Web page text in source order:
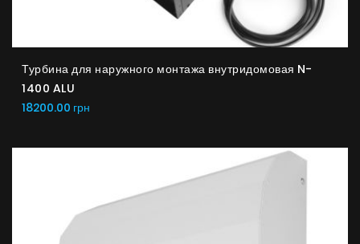
Турбина для наружного монтажа внутридомовая N-
1400 ALU
18200.00 грн